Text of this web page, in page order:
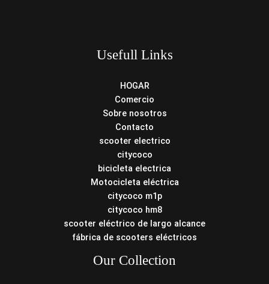
Usefull Links
HOGAR
Comercio
Sobre nosotros
Contacto
scooter electrico
citycoco
bicicleta electrica
Motocicleta eléctrica
citycoco m1p
citycoco hm8
scooter eléctrico de largo alcance
fábrica de scooters eléctricos
Our Collection